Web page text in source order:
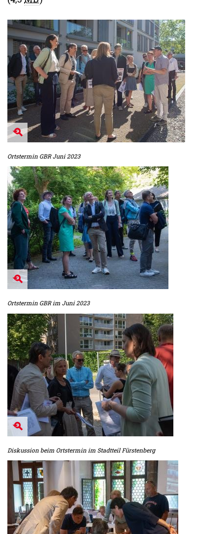
Ortstermin GBR Juni 2023
Ortstermin GBR im Juni 2023
Diskussion beim Ortstermin im Stadtteil Fürstenberg